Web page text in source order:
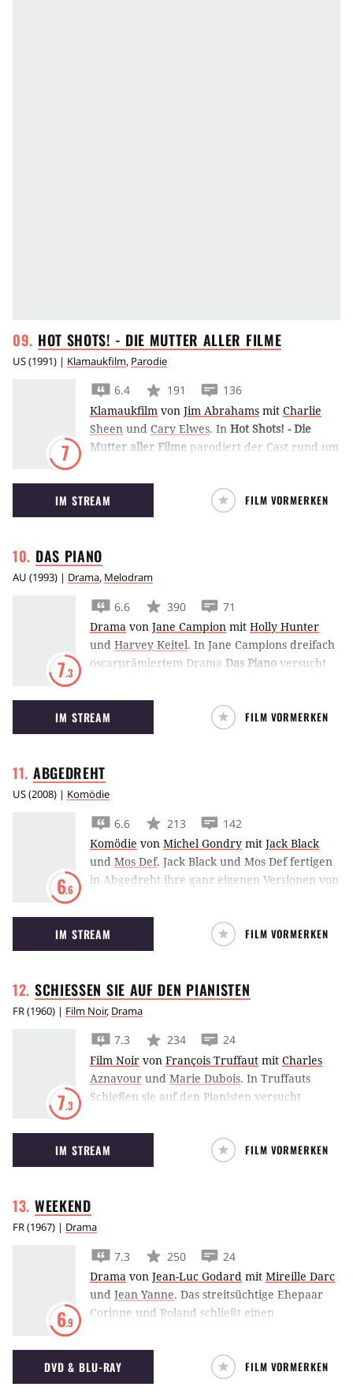
HOT SHOTS! - DIE MUTTER ALLER FILME
US(1991) | Klamaukfilm, Parodie
7
6.4 191
136
Klamaukfilm von Jim Abrahams mit Charlie
Sheen und Cary Elwes. In Hot Shots! - Die
Mutter aller Filme parodiert der Cast rund um
wie Top Gun, Superman und Casablanca.
IM STREAM FILM VORMERKEN
DAS PIANO
AU (1993) | Drama, Melodram
7.3
6.6 390
71
Drama von Jane Campion mit Holly Hunter
und Harvey Keitel. In Jane Campions dreifach
oscarprämiertem Drama Das Piano versucht
mit ihrer Tochter neu anzufangen, als sie eine
arrangierte Ehe eingeht.
IM STREAM FILM VORMERKEN
ABGEDREHT
US(2008) | Komödie
6.6
6.6 213
142
Komödie von Michel Gondry mit Jack Black
und Mos Def. Jack Black und Mos Def fertigen
in Abgedreht ihre ganz eigenen Versionen von
fertigen in Abgedreht ihre ganz eigenen
Versionen von Filmklassikern an.
IM STREAM FILM VORMERKEN
SCHIESSEN SIE AUF DEN PIANISTEN
FR(1960) | Film Noir, Drama
7.3
7.3 234
24
Film Noir von François Truffaut mit Charles
Aznavour und Marie Dubois. In Truffauts
Schießen sie auf den Pianisten versucht
Pianist seinen kriminellen Brüdern und seiner
dunklen Vergangenheit zu entkommen.
IM STREAM FILM VORMERKEN
WEEKEND
FR(1967) | Drama
6.9
7.3 250
24
Drama von Jean-Luc Godard mit Mireille Darc
und Jean Yanne. Das streitsüchtige Ehepaar
Corinne und Roland schließt einen
sterbendem Vater aufs Land zu fahren: Sie
wollen sich endlich ihre Erbschaft sichern, die
sie seit einiger Zeit durch konstantes Vergiften
DVD & BLU-RAY FILM VORMERKEN